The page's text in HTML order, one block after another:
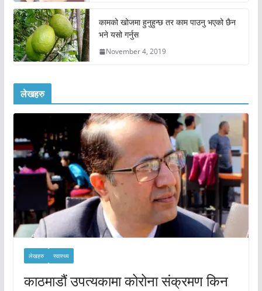
कामको खोजमा हुनुहुन्छ तर काम पाउनु भएको छैन
भने यसो गर्नुस
November 4, 2019
लेखहरु
लेखहरु स्वास्थ्य
काठमाडौं उपत्यकामा कोरोना संक्रमण किन